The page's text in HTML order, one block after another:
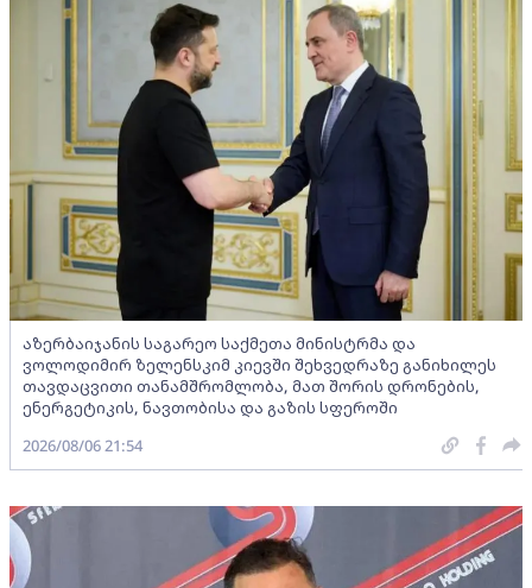
აზერბაიჯანის საგარეო საქმეთა მინისტრმა და
ვოლოდიმირ ზელენსკიმ კიევში შეხვედრაზე განიხილეს
თავდაცვითი თანამშრომლობა, მათ შორის დრონების,
ენერგეტიკის, ნავთობისა და გაზის სფეროში
2026/08/06 21:54